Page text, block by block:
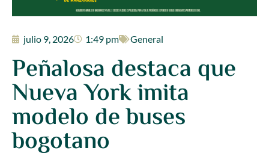
julio 9, 2026 1:49 pm General
Peñalosa destaca que
Nueva York imita
modelo de buses
bogotano